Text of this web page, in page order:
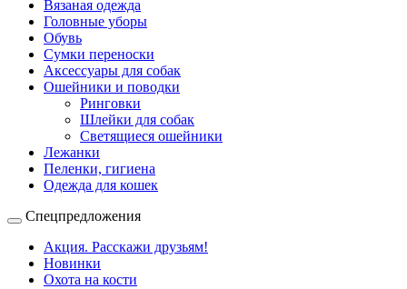
Вязаная одежда
Головные уборы
Обувь
Сумки переноски
Аксессуары для собак
Ошейники и поводки
Ринговки
Шлейки для собак
Светящиеся ошейники
Лежанки
Пеленки, гигиена
Одежда для кошек
Спецпредложения
Акция. Расскажи друзьям!
Новинки
Охота на кости